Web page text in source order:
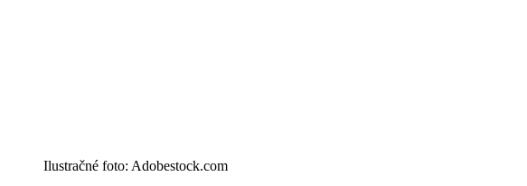
Ilustračné foto: Adobestock.com